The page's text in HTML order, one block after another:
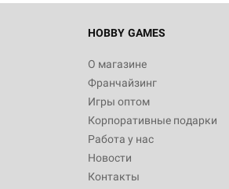
HOBBY GAMES
О магазине
Франчайзинг
Игры оптом
Корпоративные подарки
Работа у нас
Новости
Контакты
Белая смерть
12 990
Настольная игра Hobby
3 490